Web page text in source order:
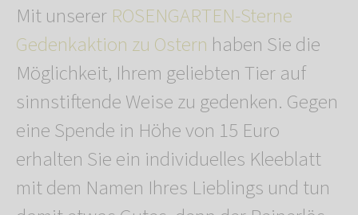
Mit unserer ROSENGARTEN-Sterne
Gedenkaktion zu Ostern haben Sie die
Möglichkeit, Ihrem geliebten Tier auf
sinnstiftende Weise zu gedenken. Gegen
eine Spende in Höhe von 15 Euro
erhalten Sie ein individuelles Kleeblatt
mit dem Namen Ihres Lieblings und tun